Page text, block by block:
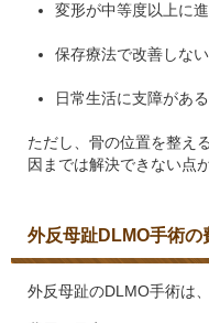
変形が中等度以上に
保存療法で改善しない
日常生活に支障があ
ただし、骨の位置を整え
因までは解決できない点
外反母趾DLMO手術の
外反母趾のDLMO手術は